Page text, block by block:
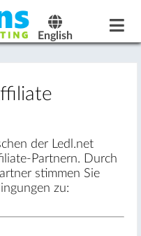
English
der Ledl.net
Partnern. Durch
stimmen Sie
zu: